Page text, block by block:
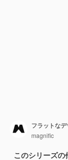
フラットな
magnific
このシリーズの